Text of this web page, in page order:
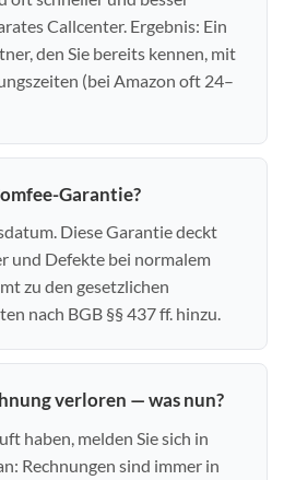
Callcenter. Ergebnis: Ein
den Sie bereits kennen, mit
(bei Amazon oft 24–
Garantie?
Diese Garantie deckt
und Defekte bei normalem
zu den gesetzlichen
nach BGB §§ 437 ff. hinzu.
verloren — was nun?
haben, melden Sie sich in
Rechnungen sind immer in